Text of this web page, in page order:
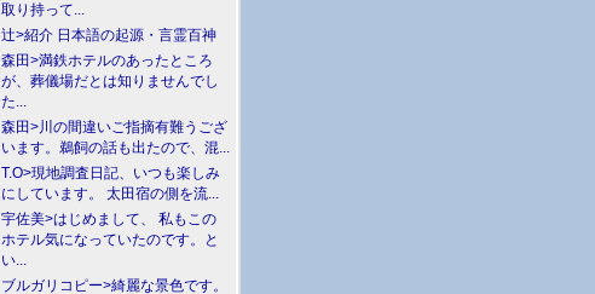
取り持って...
辻>紹介 日本語の起源・言霊百神
森田>満鉄ホテルのあったところ
が、葬儀場だとは知りませんでし
た...
森田>川の間違いご指摘有難うござ
います。鵜飼の話も出たので、混...
T.O>現地調査日記、いつも楽しみ
にしています。 太田宿の側を流...
宇佐美>はじめまして、 私もこの
ホテル気になっていたのです。と
い...
ブルガリコピー>綺麗な景色です。